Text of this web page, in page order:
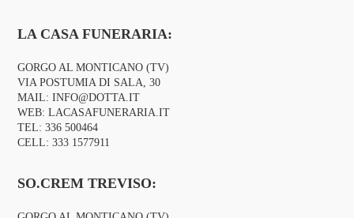
LA CASA FUNERARIA:
GORGO AL MONTICANO (TV)
VIA POSTUMIA DI SALA, 30
MAIL:INFO@DOTTA.IT
WEB:LACASAFUNERARIA.IT
TEL:336 500464
CELL:333 1577911
SO.CREM TREVISO: